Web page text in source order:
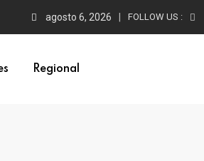
agosto 6, 2026 FOLLOW US :
Regional